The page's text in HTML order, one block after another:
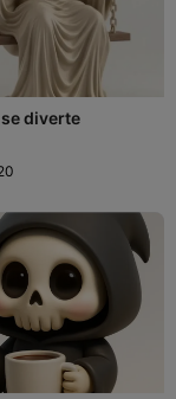
diverte